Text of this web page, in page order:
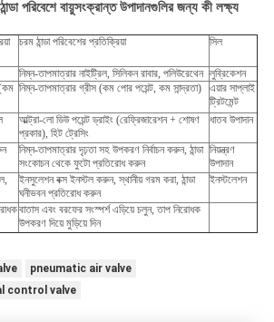
পরিবেশে বায়ুসংক্রান্ত উপাদানগুলির জন্য কী লক্ষ্য
চরম ঠান্ডা পরিবেশের প্রতিক্রিয়া সিল
নিম্ন-তাপমাত্রার নাইট্রিল, সিলিকন রাবার, পলিউরেথেন লুব্রিকেশন
নিম্ন-তাপমাত্রার গ্রীস (কম পোর পয়েন্ট, কম সান্দ্রতা)
এয়ার সাপ্লাই
ট্রিটমেন্ট
আল্ট্রা-লো ডিউ পয়েন্ট ড্রাইং (রেফ্রিজারেশন + শোষণ
প্রকার), হিট ট্রেসিং
ধাতব উপাদান
নিম্ন-তাপমাত্রার দৃঢ়তা সহ উপকরণ নির্বাচন করুন, ঠান্ডা
সংকোচন থেকে ফুটো প্রতিরোধ করুন
নিয়ন্ত্রণ
উপাদান
ইনসুলেশন বক্স ইনস্টল করুন, স্থানীয় গরম করা, ঠান্ডা
ঘনীভবন প্রতিরোধ করুন
ইনস্টলেশন
বাতাস এবং বরফের সংস্পর্শ এড়িয়ে চলুন, তাপ নিরোধক
উপকরণ দিয়ে মুড়িয়ে দিন
pneumatic air valve
control valve